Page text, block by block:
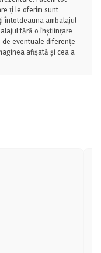
ți le oferim sunt
întotdeauna ambalajul
fără o înștiințare
eventuale diferențe
afișată și cea a